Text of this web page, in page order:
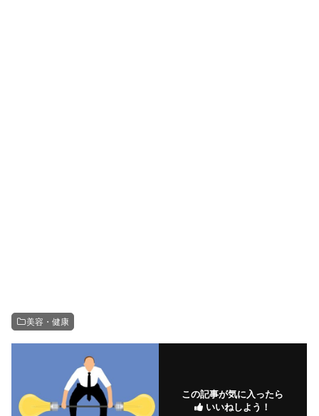
美容・健康
この記事が気に入ったら
いいねしよう！